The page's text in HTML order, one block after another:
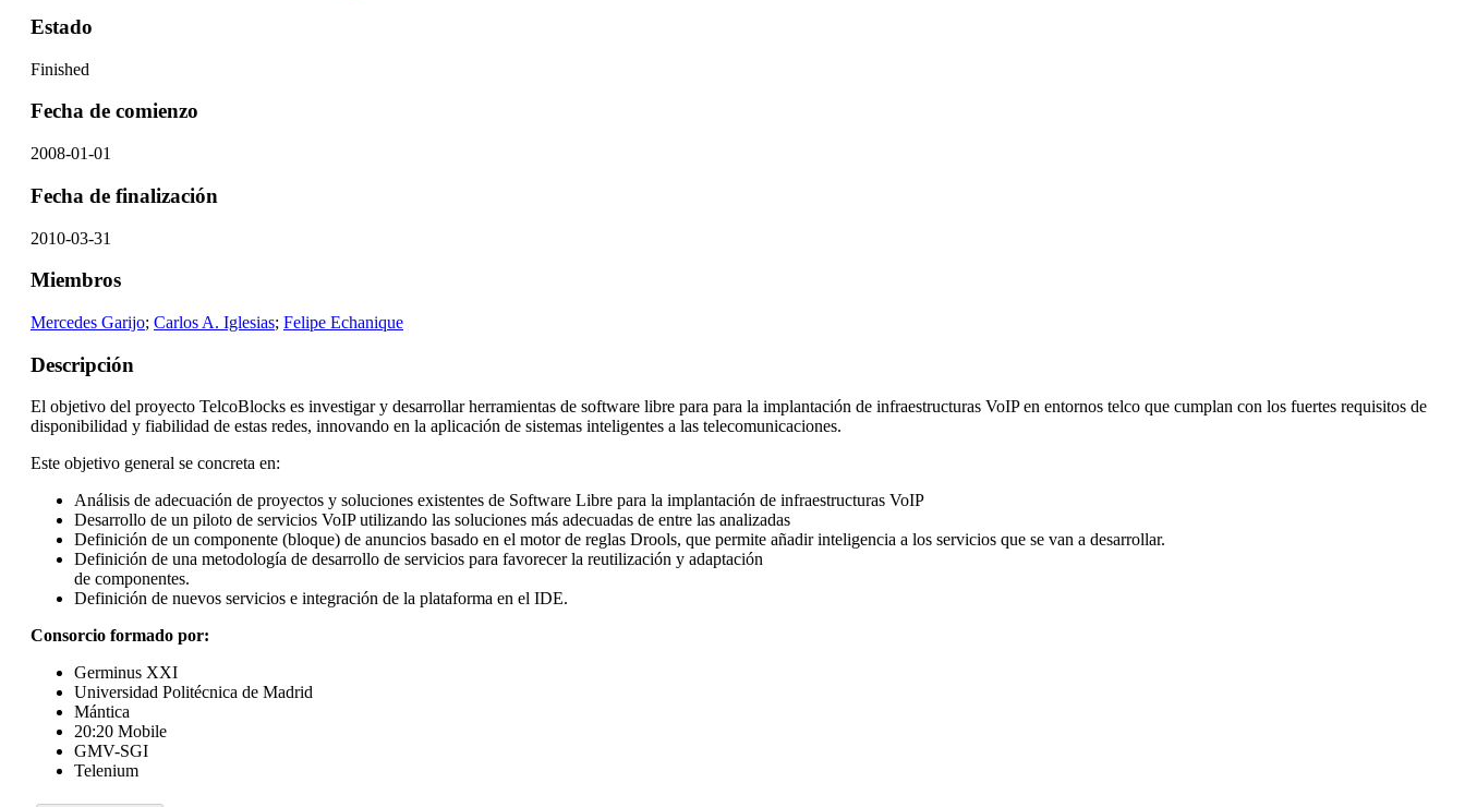
Estado
Finished
Fecha de comienzo
2008-01-01
Fecha de finalización
2010-03-31
Miembros
Mercedes Garijo; Carlos A. Iglesias; Felipe Echanique
Descripción
El objetivo del proyecto TelcoBlocks es investigar y desarrollar herramientas de software libre para para la implantación de infraestructuras VoIP en entornos telco que cumplan con los fuertes requisitos de
disponibilidad y fiabilidad de estas redes, innovando en la aplicación de sistemas inteligentes a las telecomunicaciones.
Este objetivo general se concreta en:
Análisis de adecuación de proyectos y soluciones existentes de Software Libre para la implantación de infraestructuras VoIP
Desarrollo de un piloto de servicios VoIP utilizando las soluciones más adecuadas de entre las analizadas
Definición de un componente (bloque) de anuncios basado en el motor de reglas Drools, que permite añadir inteligencia a los servicios que se van a desarrollar.
Definición de una metodología de desarrollo de servicios para favorecer la reutilización y adaptación
de componentes.
Definición de nuevos servicios e integración de la plataforma en el IDE.
Consorcio formado por:
Germinus XXI
Universidad Politécnica de Madrid
Mántica
20:20 Mobile
GMV-SGI
Telenium